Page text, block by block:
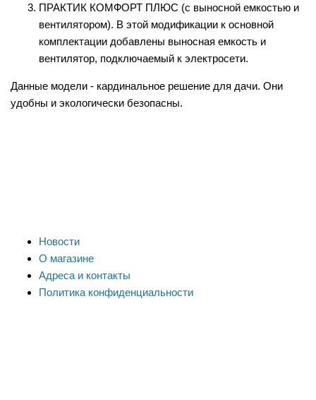
ПРАКТИК КОМФОРТ ПЛЮС (с выносной емкостью и
вентилятором). В этой модификации к основной
комплектации добавлены выносная емкость и
вентилятор, подключаемый к электросети.
Данные модели - кардинальное решение для дачи. Они
удобны и экологически безопасны.
Новости
О магазине
Адреса и контакты
Политика конфиденциальности